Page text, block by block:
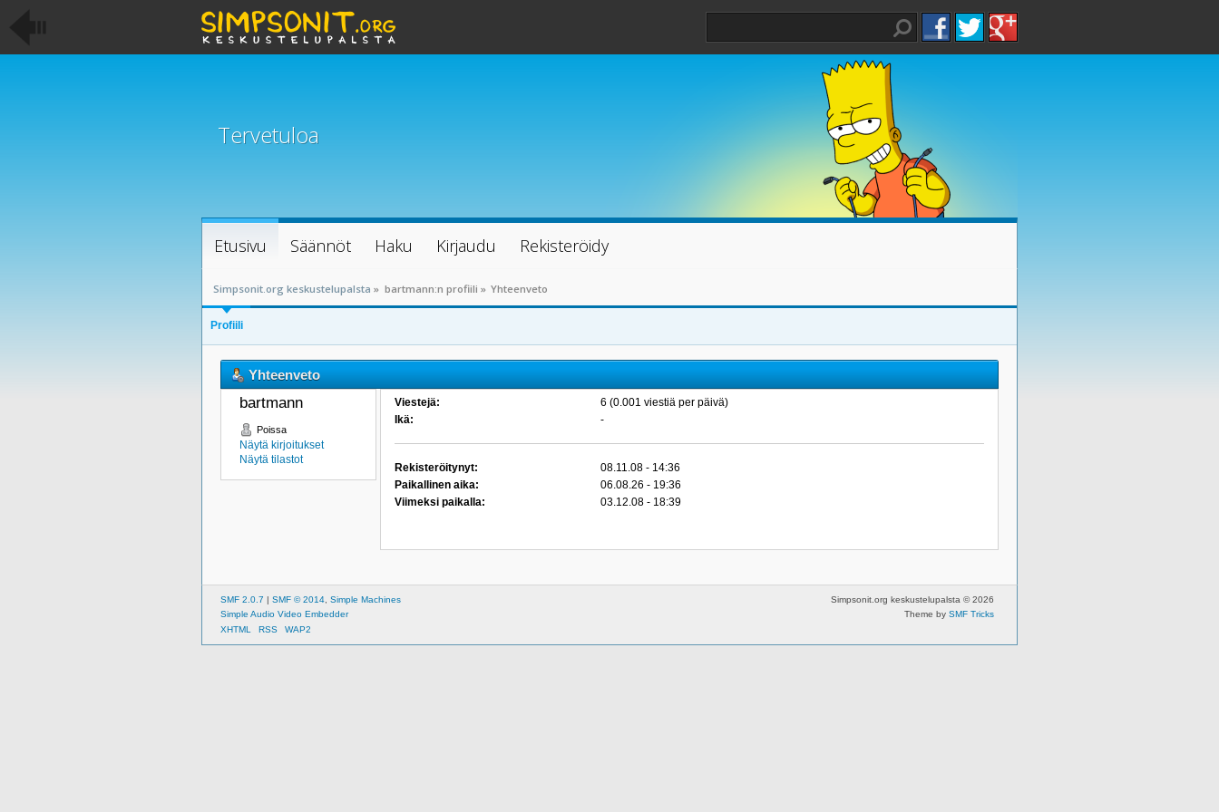
Tervetuloa
Etusivu Säännöt Haku Kirjaudu Rekisteröidy
Simpsonit.org keskustelupalsta » bartmann:n profiili » Yhteenveto
Profiili
Yhteenveto
bartmann
Poissa
Näytä kirjoitukset
Näytä tilastot
Viestejä:
6 (0.001 viestiä per päivä)
Ikä:
-
Rekisteröitynyt:
08.11.08 - 14:36
Paikallinen aika:
06.08.26 - 19:36
Viimeksi paikalla:
03.12.08 - 18:39
Simpsonit.org keskustelupalsta © 2026
Theme by SMF Tricks
SMF 2.0.7 | SMF © 2014 Simple Machines
Simple Audio Video Embedder
XHTML
RSS WAP2